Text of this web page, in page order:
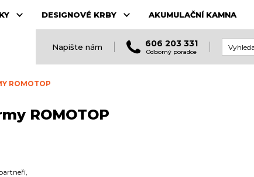
DESIGNOVÉ KRBY AKUMULAČNÍ KAMNA
Napište nám 606 203 331
Odborný poradce
ROMOTOP
ROMOTOP